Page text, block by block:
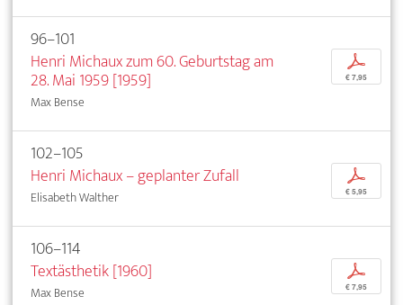
96–101
Henri Michaux zum 60. Geburtstag am
28. Mai 1959 [1959]
Max Bense
p
€ 7,95
102–105
Henri Michaux – geplanter Zufall
Elisabeth Walther
p
€ 5,95
106–114
Textästhetik [1960]
Max Bense
p
€ 7,95